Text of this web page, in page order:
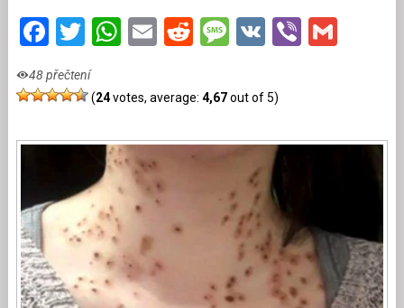
Facebook
Twitter
WhatsApp
EmailRedditMessage
VKViber
48 přečtení
(24votes, average: 4,67out of 5)